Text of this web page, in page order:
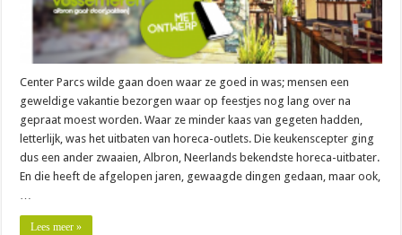
Center Parcs wilde gaan doen waar ze goed in was; mensen een
geweldige vakantie bezorgen waar op feestjes nog lang over na
gepraat moest worden. Waar ze minder kaas van gegeten hadden,
letterlijk, was het uitbaten van horeca-outlets. Die keukenscepter ging
dus een ander zwaaien, Albron, Neerlands bekendste horeca-uitbater.
En die heeft de afgelopen jaren, gewaagde dingen gedaan, maar ook,
…
Lees meer »